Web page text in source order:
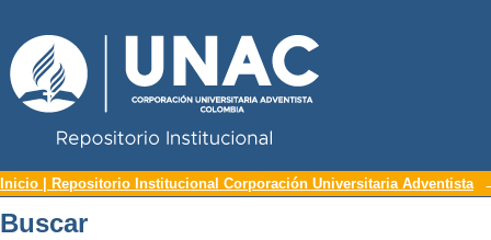
Buscar
Inicio | Repositorio Institucional Corporación Universitaria Adventista
Buscar